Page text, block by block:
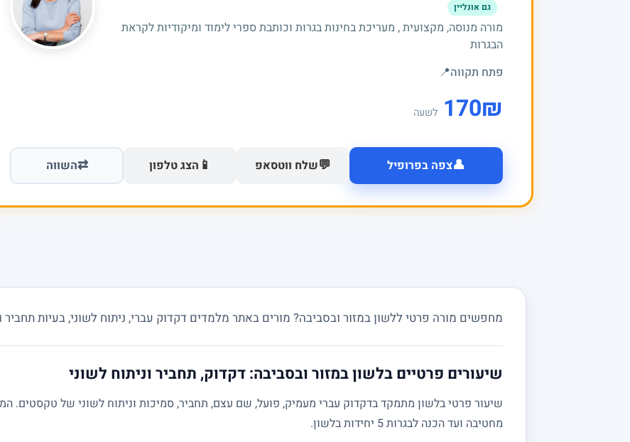
גם אונליין
מורה מנוסה, מקצועית , מעריכת בחינות בגרות וכותבת ספרי לימוד ומיקודיות לקראת
הבגרות
פתח תקווה📍
₪
170 לשעה
👤צפה בפרופיל 💬שלח ווטסאפ 📱 הצג טלפון ⇄השווה
מחפשים מורה פרטי ללשון במזור ובסביבה? מורים באתר מלמדים דקדוק עברי, ניתוח לשוני, בעיות תחביר
שיעורים פרטיים בלשון במזור ובסביבה: דקדוק, תחביר וניתוח לשוני
שיעור פרטי בלשון מתמקד בדקדוק עברי מעמיק, פועל, שם עצם, תחביר, סמיכות וניתוח לשוני של טקסטים.
מחטיבה ועד הכנה לבגרות 5 יחידות בלשון.